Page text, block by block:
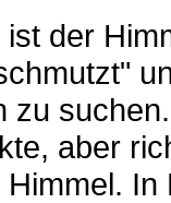
ist der
zu
aber
Himmel.